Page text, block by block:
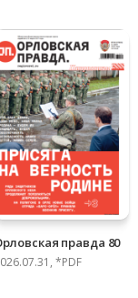
правда 80
*PDF